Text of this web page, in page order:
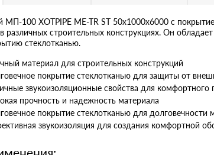
100 XOTPIPE ME-TR ST 50х1000х6000 с
различных строительных конструкциях. Он
стеклотканью.
материал для строительных конструкций
покрытие стеклотканью для защиты от
звукоизоляционные свойства для комфортного
прочность и надежность материала
покрытие стеклотканью для долговечности
звукоизоляция для создания комфортной